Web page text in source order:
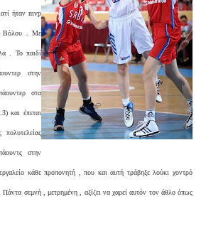
ήταν mvp
Βόλου . Με
. Το παιδί
στην
στα
και έπεται
στην
κάθε προπονητή , που και αυτή τράβηξε λούκι χοντρό
Πάντα σεμνή , μετρημένη , αξίζει να χαρεί αυτόν τον άθλο όπως